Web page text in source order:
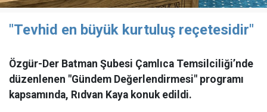
"Tevhid en büyük kurtuluş reçetesidir"
Özgür-Der Batman Şubesi Çamlıca Temsilciliği’nde
düzenlenen "Gündem Değerlendirmesi" programı
kapsamında, Rıdvan Kaya konuk edildi.